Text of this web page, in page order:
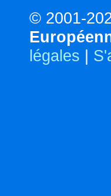
© 2001-
légales |